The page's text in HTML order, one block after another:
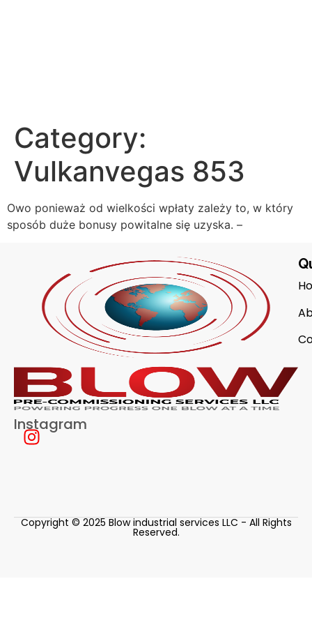
Category:
Vulkanvegas 853
Owo ponieważ od wielkości wpłaty zależy to, w który
sposób duże bonusy powitalne się uzyska. –
Instagram
Copyright © 2025 Blow industrial services LLC - All Rights
Reserved.